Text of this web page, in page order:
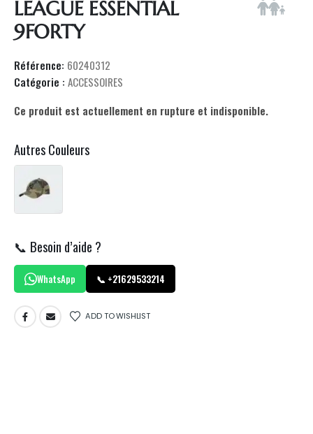
LEAGUE ESSENTIAL
9FORTY
Référence: 60240312
Catégorie : ACCESSOIRES
Ce produit est actuellement en rupture et indisponible.
Autres Couleurs
📞 Besoin d’aide ?
WhatsApp 📞 +21629533214
ADD TO WISHLIST